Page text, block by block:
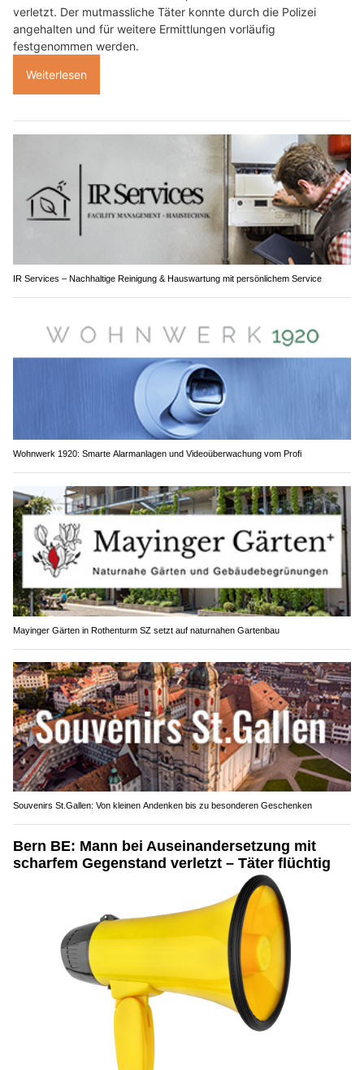
verletzt. Der mutmassliche Täter konnte durch die Polizei
angehalten und für weitere Ermittlungen vorläufig
festgenommen werden.
Weiterlesen
IR Services – Nachhaltige Reinigung & Hauswartung mit persönlichem Service
Wohnwerk 1920: Smarte Alarmanlagen und Videoüberwachung vom Profi
Mayinger Gärten in Rothenturm SZ setzt auf naturnahen Gartenbau
Souvenirs St.Gallen: Von kleinen Andenken bis zu besonderen Geschenken
Bern BE: Mann bei Auseinandersetzung mit
scharfem Gegenstand verletzt – Täter flüchtig